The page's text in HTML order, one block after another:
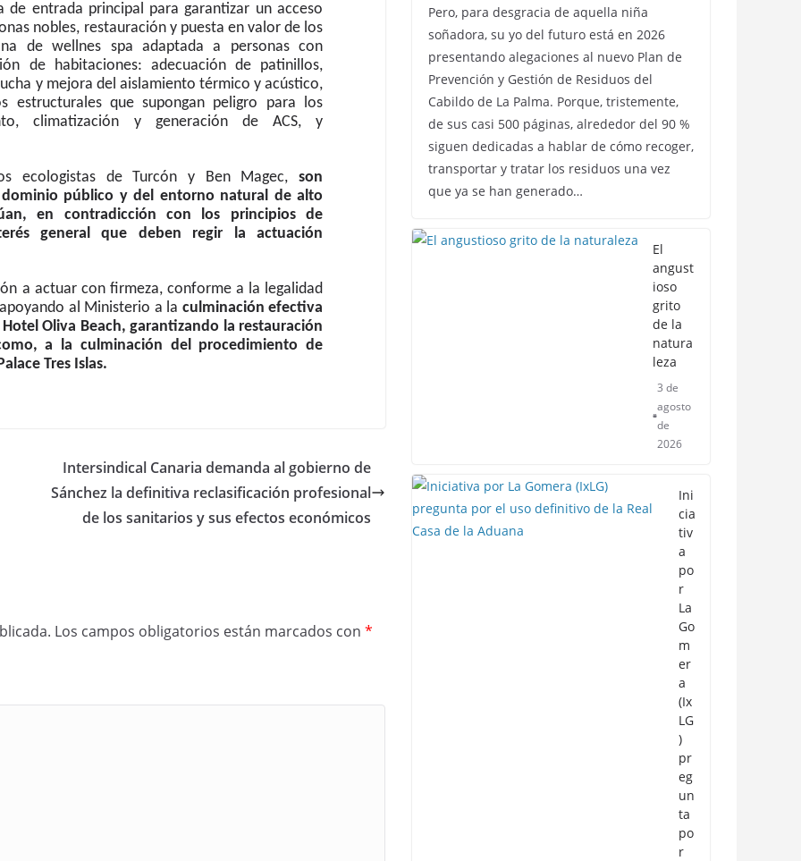
entrada principal para garantizar un acceso
nobles, restauración y puesta en valor de los
de wellnes spa adaptada a personas con
de habitaciones: adecuación de patinillos,
y mejora del aislamiento térmico y acústico,
estructurales que supongan peligro para los
climatización y generación de ACS, y
ecologistas de Turcón y Ben Magec, son
público y del entorno natural de alto
en contradicción con los principios de
general que deben regir la actuación
a actuar con firmeza, conforme a la legalidad
al Ministerio a la culminación efectiva
Oliva Beach, garantizando la restauración
a la culminación del procedimiento de
Tres Islas.
Intersindical Canaria demanda al gobierno de
Sánchez la definitiva reclasificación profesional
de los sanitarios y sus efectos económicos
Los campos obligatorios están marcados con *
Pero, para desgracia de aquella niña
soñadora, su yo del futuro está en 2026
presentando alegaciones al nuevo Plan de
Prevención y Gestión de Residuos del
Cabildo de La Palma. Porque, tristemente,
de sus casi 500 páginas, alrededor del 90 %
siguen dedicadas a hablar de cómo recoger,
transportar y tratar los residuos una vez
que ya se han generado…
El
angust
ioso
grito
de la
natura
leza
3 de
agosto
de
2026
Ini
cia
tiv
a
po
r
La
Go
m
er
a
(Ix
LG
)
pr
eg
un
ta
po
r